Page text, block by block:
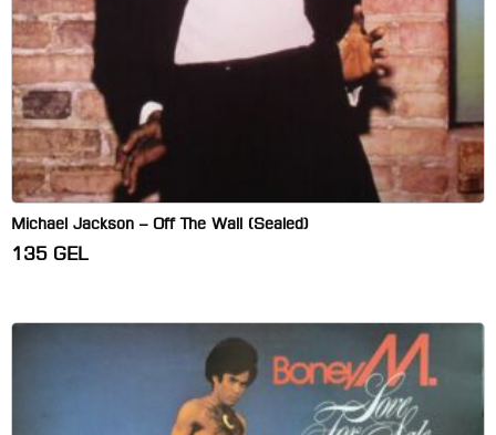
Michael Jackson – Off The Wall (Sealed)
135 GEL